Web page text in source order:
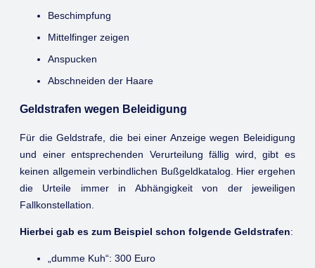
Beschimpfung
Mittelfinger zeigen
Anspucken
Abschneiden der Haare
Geldstrafen wegen Beleidigung
Für die Geldstrafe, die bei einer Anzeige wegen Beleidigung
und einer entsprechenden Verurteilung fällig wird, gibt es
keinen allgemein verbindlichen Bußgeldkatalog. Hier ergehen
die Urteile immer in Abhängigkeit von der jeweiligen
Fallkonstellation.
Hierbei gab es zum Beispiel schon folgende Geldstrafen:
„dumme Kuh“: 300 Euro